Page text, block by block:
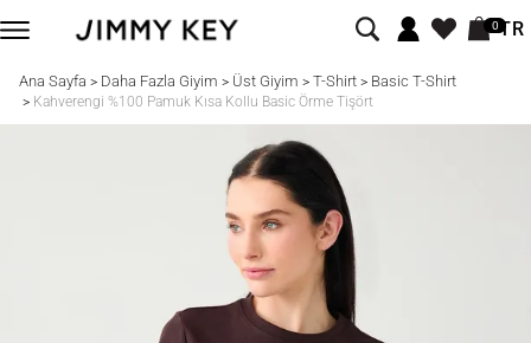
0TR
Ana Sayfa > Daha Fazla Giyim > Üst Giyim > T-Shirt> Basic T-Shirt
> Kahverengi %100 Pamuk Kısa Kollu Basic Örme Tişört